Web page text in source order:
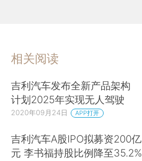
相关阅读
吉利汽车发布全新产品架构
计划2025年实现无人驾驶
2020年09月24日 APP打开
吉利汽车A股IPO拟募资200亿
元 李书福持股比例降至35.2%